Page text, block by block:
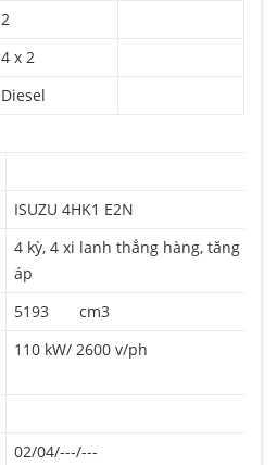
2
4 x 2
Diesel
ISUZU 4HK1 E2N
4 kỳ, 4 xi lanh thẳng hàng, tăng
áp
5193 cm3
110 kW/ 2600 v/ph
02/04/---/---